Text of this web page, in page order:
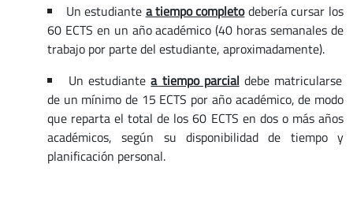
Un estudiante a tiempo completodebería cursar los
60 ECTS en un año académico (40 horas semanales de
trabajo por parte del estudiante, aproximadamente).
Un estudiantea tiempo parcialdebe matricularse
de un mínimo de 15 ECTS por año académico, de modo
que reparta el total de los 60 ECTS en dos o más años
académicos, según su disponibilidad de tiempo y
planificación personal.